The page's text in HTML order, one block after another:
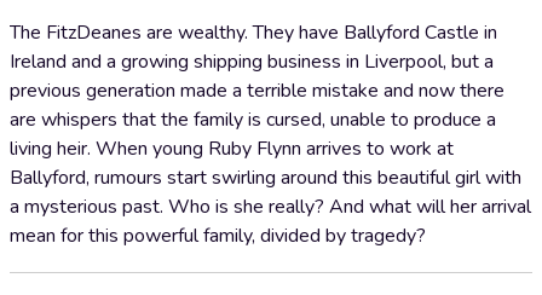
The FitzDeanes are wealthy. They have Ballyford Castle in
Ireland and a growing shipping business in Liverpool, but a
previous generation made a terrible mistake and now there
are whispers that the family is cursed, unable to produce a
living heir. When young Ruby Flynn arrives to work at
Ballyford, rumours start swirling around this beautiful girl with
a mysterious past. Who is she really? And what will her arrival
mean for this powerful family, divided by tragedy?